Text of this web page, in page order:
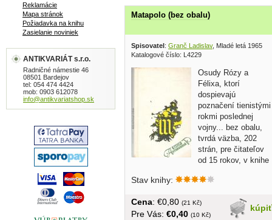
Matapolo (bez obalu)
Spisovatel : Granč Ladislav, Mladé letá 1965
Katalogové číslo: L4229
Osudy Rózy a
Félixa, ktorí
dospievajú
poznačení tienistými
rokmi poslednej
vojny... bez obalu,
tvrdá väzba, 202
strán, pre čitateľov
od 15 rokov, v knihe
Stav knihy:
kúpiť
Cena: €0,80 (21 Kč)
Pre Vás: €0,40 (10 Kč)
Reklamácie
Mapa stránok
Požiadavka na knihu
Zasielanie noviniek
ANTIKVARIÁT s.r.o.
Radničné námestie 46
08501 Bardejov
tel: 054 474 4424
mob: 0903 612078
info@antikvariatshop.sk